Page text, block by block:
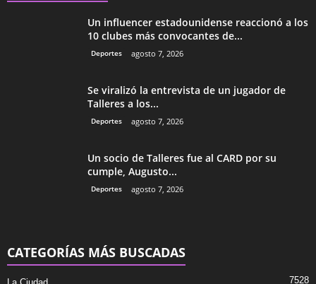
Un influencer estadounidense reaccionó a los
10 clubes más convocantes de...
Deportes agosto 7, 2026
Se viralizó la entrevista de un jugador de
Talleres a los...
Deportes agosto 7, 2026
Un socio de Talleres fue al CARD por su
cumple, Augusto...
Deportes agosto 7, 2026
CATEGORÍAS MÁS BUSCADAS
7528